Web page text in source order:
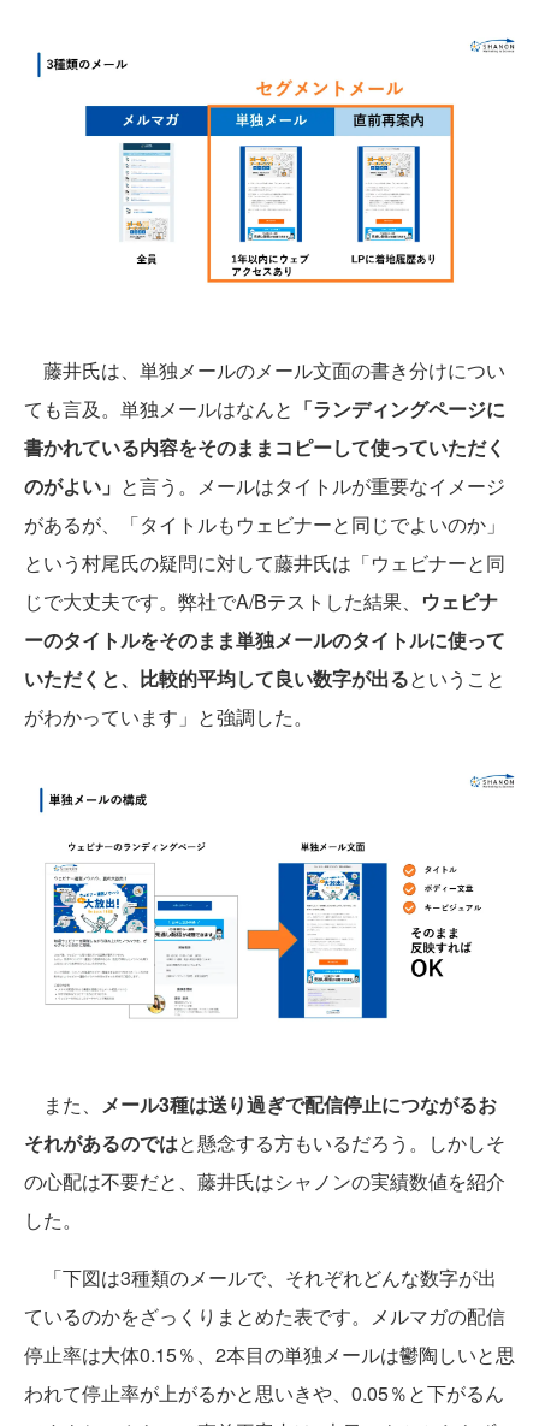
藤井氏は、単独メールのメール文面の書き分けについ
ても言及。単独メールはなんと 「ランディングページに
書かれている内容をそのままコピーして使っていただく
のがよい」 と言う。メールはタイトルが重要なイメージ
があるが、「タイトルもウェビナーと同じでよいのか」
という村尾氏の疑問に対して藤井氏は「ウェビナーと同
じで大丈夫です。弊社でA/Bテストした結果、 ウェビナ
ーのタイトルをそのまま単独メールのタイトルに使って
いただくと、比較的平均して良い数字が出るということ
がわかっています」と強調した。
また、 メール3種は送り過ぎで配信停止につながるお
それがあるのではと懸念する方もいるだろう。しかしそ
の心配は不要だと、藤井氏はシャノンの実績数値を紹介
した。
「下図は3種類のメールで、それぞれどんな数字が出
ているのかをざっくりまとめた表です。メルマガの配信
停止率は大体0.15％、2本目の単独メールは鬱陶しいと思
われて停止率が上がるかと思いきや、0.05％と下がるん